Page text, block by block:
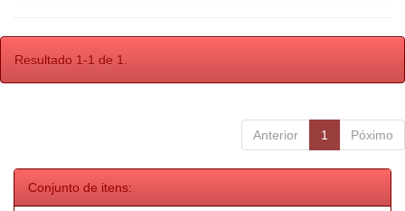
Resultado 1-1 de 1.
Anterior 1 Póximo
Conjunto de itens: